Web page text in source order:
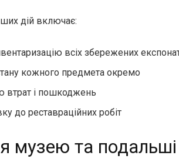
дій включає:
всіх збережених
кожного предмета окремо
втрат і пошкоджень
до реставраційних робіт
музею та